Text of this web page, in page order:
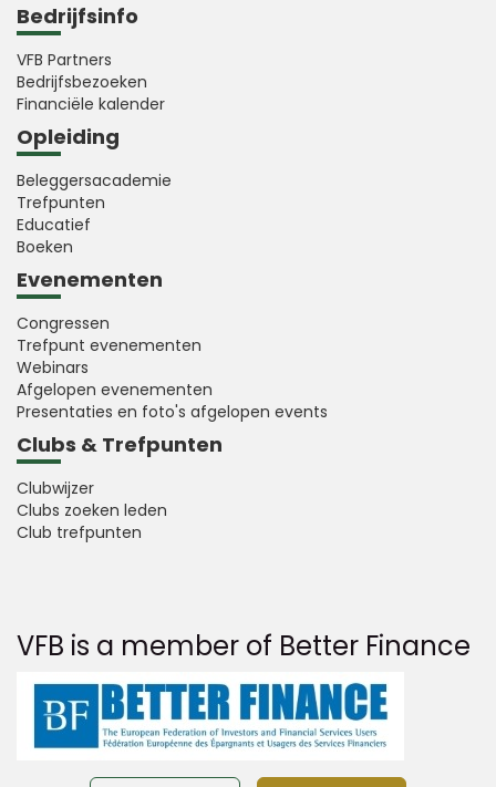
Bedrijfsinfo
VFB Partners
Bedrijfsbezoeken
Financiële kalender
Opleiding
Beleggersacademie
Trefpunten
Educatief
Boeken
Evenementen
Congressen
Trefpunt evenementen
Webinars
Afgelopen evenementen
Presentaties en foto's afgelopen events
Clubs & Trefpunten
Clubwijzer
Clubs zoeken leden
Club trefpunten
VFB is a member of Better Finance